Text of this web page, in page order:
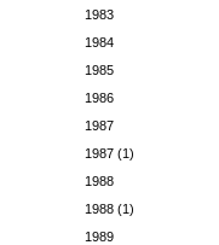
1983
1984
1985
1986
1987
1987 (1)
1988
1988 (1)
1989